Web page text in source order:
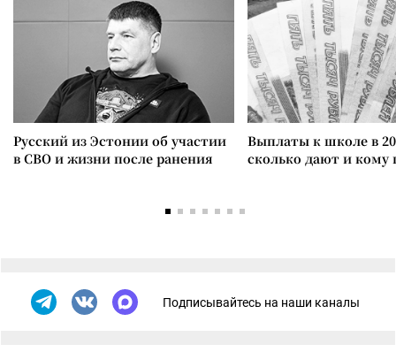
Русский из Эстонии об участии
в СВО и жизни после ранения
Выплаты к школе в
сколько дают и
Подписывайтесь на наши каналы